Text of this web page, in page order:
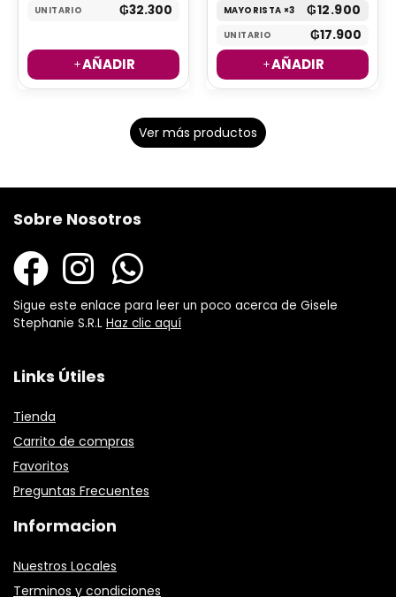
UNITARIO ₲32.300
AÑADIR
MAYORISTA ×3 ₲12.900
UNITARIO ₲17.900
AÑADIR
Ver más productos
Sobre Nosotros
Sigue este enlace para leer un poco acerca de Gisele
Stephanie S.R.L Haz clic aquí
Links Útiles
Tienda
Carrito de compras
Favoritos
Preguntas Frecuentes
Informacion
Nuestros Locales
Terminos y condiciones